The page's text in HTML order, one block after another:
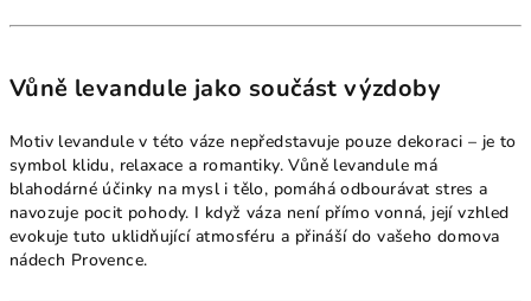
Vůně levandule jako součást výzdoby
Motiv levandule v této váze nepředstavuje pouze dekoraci – je to
symbol klidu, relaxace a romantiky. Vůně levandule má
blahodárné účinky na mysl i tělo, pomáhá odbourávat stres a
navozuje pocit pohody. I když váza není přímo vonná, její vzhled
evokuje tuto uklidňující atmosféru a přináší do vašeho domova
nádech Provence.